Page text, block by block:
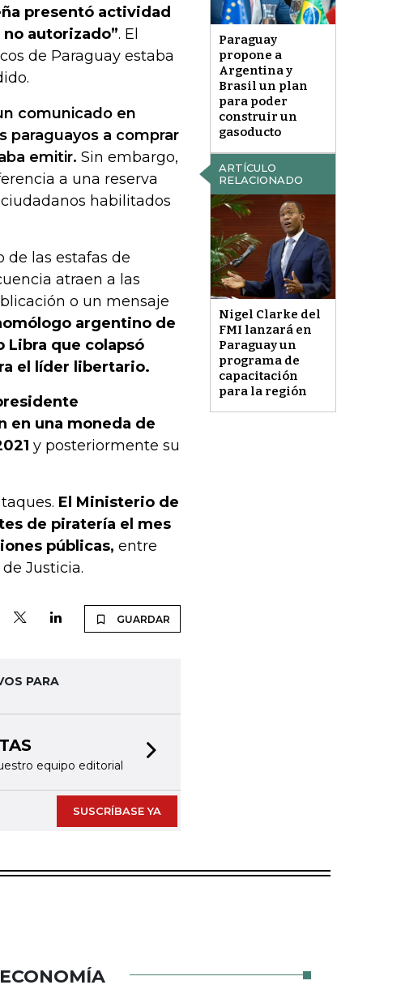
Paraguay
propone a
Argentina y
Brasil un plan
para poder
construir un
gasoducto
presentó actividad
autorizado”. El
de Paraguay estaba
ARTÍCULO
RELACIONADO
Nigel Clarke del
FMI lanzará en
Paraguay un
programa de
capacitación
para la región
comunicado en
paraguayos a comprar
emitir. Sin embargo,
a una reserva
habilitados
las estafas de
atraen a las
o un mensaje
argentino de
Libra que colapsó
el líder libertario.
en una moneda de
y posteriormente su
El Ministerio de
de piratería el mes
públicas, entre
Justicia.
GUARDAR
PARA
equipo editorial
SUSCRÍBASE YA